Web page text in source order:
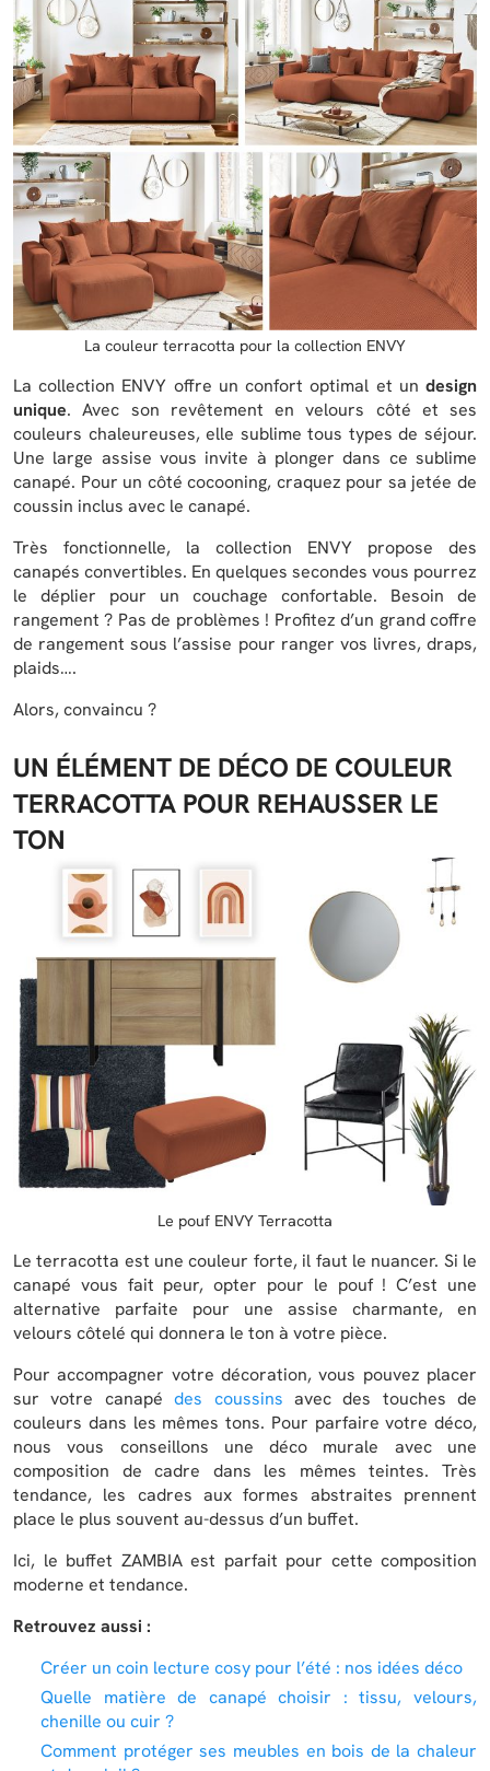
La couleur terracotta pour la collection ENVY
La collection ENVY offre un confort optimal et un design
unique. Avec son revêtement en velours côté et ses
couleurs chaleureuses, elle sublime tous types de séjour.
Une large assise vous invite à plonger dans ce sublime
canapé. Pour un côté cocooning, craquez pour sa jetée de
coussin inclus avec le canapé.
Très fonctionnelle, la collection ENVY propose des
canapés convertibles. En quelques secondes vous pourrez
le déplier pour un couchage confortable. Besoin de
rangement ? Pas de problèmes ! Profitez d’un grand coffre
de rangement sous l’assise pour ranger vos livres, draps,
plaids….
Alors, convaincu ?
UN ÉLÉMENT DE DÉCO DE COULEUR
TERRACOTTA POUR REHAUSSER LE
TON
Le pouf ENVY Terracotta
Le terracotta est une couleur forte, il faut le nuancer. Si le
canapé vous fait peur, opter pour le pouf ! C’est une
alternative parfaite pour une assise charmante, en
velours côtelé qui donnera le ton à votre pièce.
Pour accompagner votre décoration, vous pouvez placer
sur votre canapédes coussins avec des touches de
couleurs dans les mêmes tons. Pour parfaire votre déco,
nous vous conseillons une déco murale avec une
composition de cadre dans les mêmes teintes. Très
tendance, les cadres aux formes abstraites prennent
place le plus souvent au-dessus d’un buffet.
Ici, le buffet ZAMBIA est parfait pour cette composition
moderne et tendance.
Retrouvez aussi :
Créer un coin lecture cosy pour l’été : nos idées déco
Quelle matière de canapé choisir : tissu, velours,
chenille ou cuir ?
Comment protéger ses meubles en bois de la chaleur